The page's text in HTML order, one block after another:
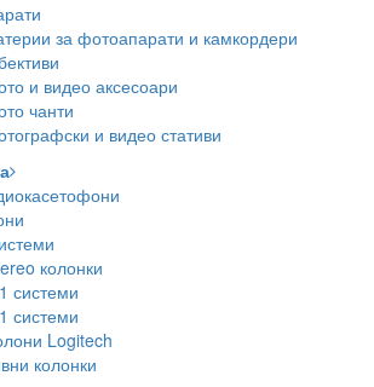
за фотоапарати и камкордери
и видео аксесоари
чанти
и видео стативи
колонки
системи
системи
Logitech
колонки